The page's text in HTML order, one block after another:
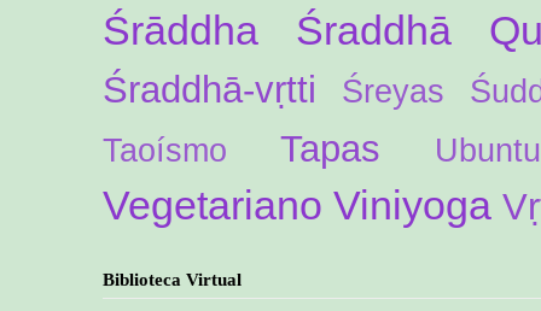
Śrāddha
Śraddhā
Śraddhā-vṛtti Śreyas
Taoísmo
Tapas Ubuntu
Vegetariano Viniyoga
Biblioteca Virtual